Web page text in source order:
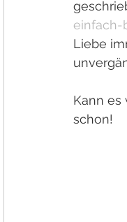
Liebe
Kann es
schon!